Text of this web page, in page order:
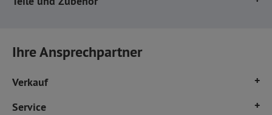
Ihre Ansprechpartner
Verkauf
Service